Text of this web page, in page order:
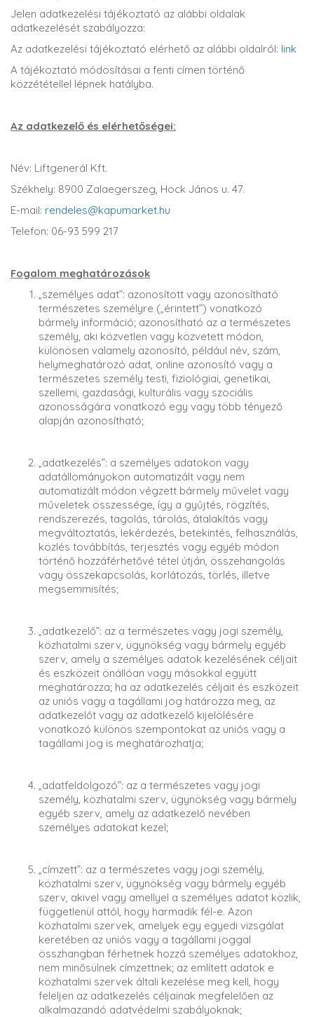
Jelen adatkezelési tájékoztató az alábbi oldalak
adatkezelését szabályozza:
Az adatkezelési tájékoztató elérhető az alábbi oldalról: link
A tájékoztató módosításai a fenti címen történő
közzététellel lépnek hatályba.
Az adatkezelő és elérhetőségei:
Név: Liftgenerál Kft.
Székhely: 8900 Zalaegerszeg, Hock János u. 47.
E-mail: rendeles@kapumarket.hu
Telefon: 06-93 599 217
Fogalom meghatározások
„személyes adat”: azonosított vagy azonosítható
természetes személyre („érintett”) vonatkozó
bármely információ; azonosítható az a természetes
személy, aki közvetlen vagy közvetett módon,
különösen valamely azonosító, például név, szám,
helymeghatározó adat, online azonosító vagy a
természetes személy testi, fiziológiai, genetikai,
szellemi, gazdasági, kulturális vagy szociális
azonosságára vonatkozó egy vagy több tényező
alapján azonosítható;
„adatkezelés”: a személyes adatokon vagy
adatállományokon automatizált vagy nem
automatizált módon végzett bármely művelet vagy
műveletek összessége, így a gyűjtés, rögzítés,
rendszerezés, tagolás, tárolás, átalakítás vagy
megváltoztatás, lekérdezés, betekintés, felhasználás,
közlés továbbítás, terjesztés vagy egyéb módon
történő hozzáférhetővé tétel útján, összehangolás
vagy összekapcsolás, korlátozás, törlés, illetve
megsemmisítés;
„adatkezelő”: az a természetes vagy jogi személy,
közhatalmi szerv, ügynökség vagy bármely egyéb
szerv, amely a személyes adatok kezelésének céljait
és eszközeit önállóan vagy másokkal együtt
meghatározza; ha az adatkezelés céljait és eszközeit
az uniós vagy a tagállami jog határozza meg, az
adatkezelőt vagy az adatkezelő kijelölésére
vonatkozó különös szempontokat az uniós vagy a
tagállami jog is meghatározhatja;
„adatfeldolgozó”: az a természetes vagy jogi
személy, közhatalmi szerv, ügynökség vagy bármely
egyéb szerv, amely az adatkezelő nevében
személyes adatokat kezel;
„címzett”: az a természetes vagy jogi személy,
közhatalmi szerv, ügynökség vagy bármely egyéb
szerv, akivel vagy amellyel a személyes adatot közlik,
függetlenül attól, hogy harmadik fél-e. Azon
közhatalmi szervek, amelyek egy egyedi vizsgálat
keretében az uniós vagy a tagállami joggal
összhangban férhetnek hozzá személyes adatokhoz,
nem minősülnek címzettnek; az említett adatok e
közhatalmi szervek általi kezelése meg kell, hogy
feleljen az adatkezelés céljainak megfelelően az
alkalmazandó adatvédelmi szabályoknak;